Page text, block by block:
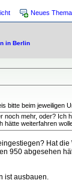
Neues Thema
in Berlin
bitte beim jeweiligen
noch mehr, oder? Ich
weiterfahren
Hat
950 abgesehen
ist ausbauen.